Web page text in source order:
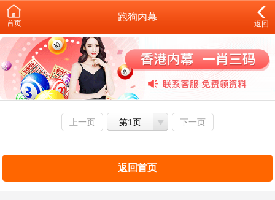
首页
跑狗内幕
返回
上一页 第1页 下一页
返回首页